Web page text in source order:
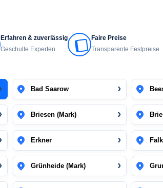
Erfahren & zuverlässig
Geschulte Experten
Faire Preise
Transparente Festpreise
Bad Saarow
Briesen (Mark)
Erkner
Grünheide (Mark)